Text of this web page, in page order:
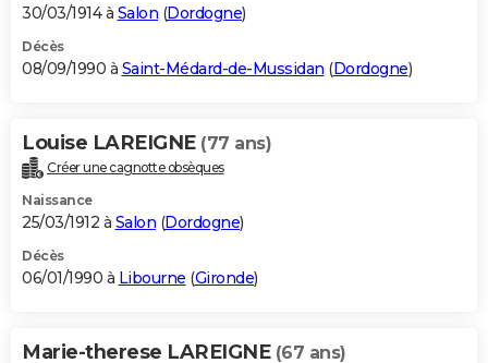
30/03/1914 à Salon (Dordogne)
Décès
08/09/1990 à Saint-Médard-de-Mussidan (Dordogne)
Louise LAREIGNE (77 ans)
Créer une cagnotte obsèques
Naissance
25/03/1912 à Salon (Dordogne)
Décès
06/01/1990 à Libourne (Gironde)
Marie-therese LAREIGNE (67 ans)